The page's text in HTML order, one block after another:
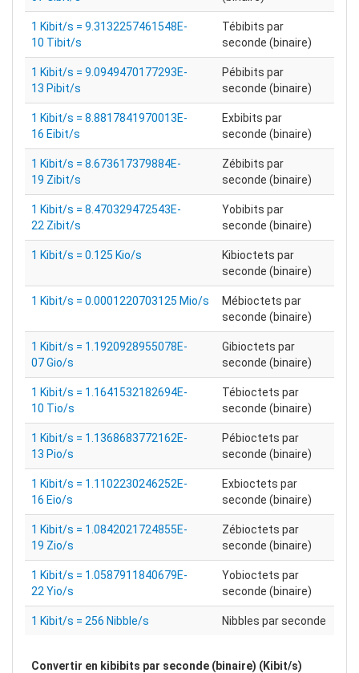
1 Kibit/s = 9.3132257461548E-
10 Tibit/s
Tébibits par
seconde (binaire)
1 Kibit/s = 9.0949470177293E-
13 Pibit/s
Pébibits par
seconde (binaire)
1 Kibit/s = 8.8817841970013E-
16 Eibit/s
Exbibits par
seconde (binaire)
1 Kibit/s = 8.673617379884E-
19 Zibit/s
Zébibits par
seconde (binaire)
1 Kibit/s = 8.470329472543E-
22 Zibit/s
Yobibits par
seconde (binaire)
1 Kibit/s = 0.125 Kio/s
Kibioctets par
seconde (binaire)
1 Kibit/s = 0.0001220703125 Mio/s
Mébioctets par
seconde (binaire)
1 Kibit/s = 1.1920928955078E-
07 Gio/s
Gibioctets par
seconde (binaire)
1 Kibit/s = 1.1641532182694E-
10 Tio/s
Tébioctets par
seconde (binaire)
1 Kibit/s = 1.1368683772162E-
13 Pio/s
Pébioctets par
seconde (binaire)
1 Kibit/s = 1.1102230246252E-
16 Eio/s
Exbioctets par
seconde (binaire)
1 Kibit/s = 1.0842021724855E-
19 Zio/s
Zébioctets par
seconde (binaire)
1 Kibit/s = 1.0587911840679E-
22 Yio/s
Yobioctets par
seconde (binaire)
1 Kibit/s = 256 Nibble/s Nibbles par seconde
Convertir en kibibits par seconde (binaire) (Kibit/s)